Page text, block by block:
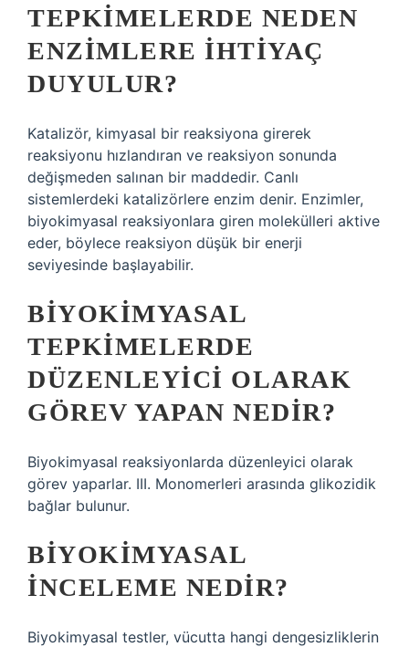
TEPKIMELERDE NEDEN
ENZIMLERE IHTIYAÇ
DUYULUR?
Katalizör, kimyasal bir reaksiyona girerek
reaksiyonu hızlandıran ve reaksiyon sonunda
değişmeden salınan bir maddedir. Canlı
sistemlerdeki katalizörlere enzim denir. Enzimler,
biyokimyasal reaksiyonlara giren molekülleri aktive
eder, böylece reaksiyon düşük bir enerji
seviyesinde başlayabilir.
BIYOKIMYASAL
TEPKIMELERDE
DÜZENLEYICI OLARAK
GÖREV YAPAN NEDIR?
Biyokimyasal reaksiyonlarda düzenleyici olarak
görev yaparlar. III. Monomerleri arasında glikozidik
bağlar bulunur.
BIYOKIMYASAL
INCELEME NEDIR?
Biyokimyasal testler, vücutta hangi dengesizliklerin